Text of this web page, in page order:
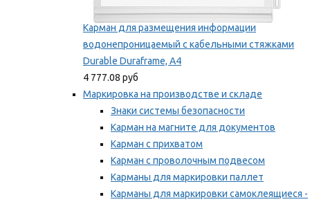
Карман для размещения информации
водонепроницаемый с кабельными стяжками
Durable Duraframe, А4
4 777.08 руб
Маркировка на производстве и складе
Знаки системы безопасности
Карман на магните для документов
Карман с прихватом
Карман с проволочным подвесом
Карманы для маркировки паллет
Карманы для маркировки самоклеящиеся -